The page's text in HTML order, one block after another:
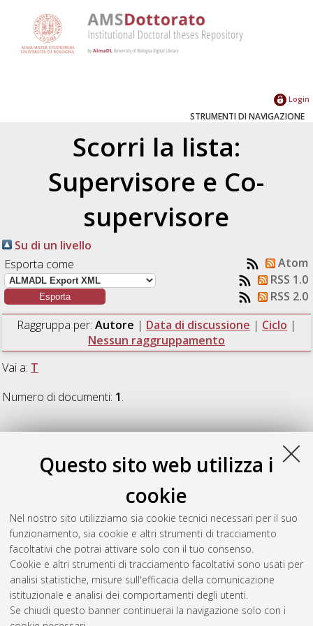
Questo sito web utilizza i
cookie
Nel nostro sito utilizziamo sia cookie tecnici necessari per il suo
funzionamento, sia cookie e altri strumenti di tracciamento
facoltativi che potrai attivare solo con il tuo consenso.
Cookie e altri strumenti di tracciamento facoltativi sono usati per
analisi statistiche, misure sull'efficacia della comunicazione
istituzionale e analisi dei comportamenti degli utenti.
Se chiudi questo banner continuerai la navigazione solo con i
Login
STRUMENTI DI NAVIGAZIONE
Scorri la lista:
Supervisore e Co-
supervisore
Su di un livello
Esporta come
Atom
RSS 1.0
RSS 2.0
Raggruppa per: Autore | Data di discussione | Ciclo |
Nessun raggruppamento
Vai a: T
Numero di documenti: 1.
T
Toschi, Laura(2009) Corporate Venture Capital: How
established firms use external resources to create new
, [Dissertation thesis], Alma Mater Studiorum
Università di Bologna. Dottorato di ricerca inDirezione
aziendale, 21 Ciclo. DOI 10.6092/unibo/amsdottorato/1642.
Questa lista e' stata generata il Wed Aug 5 20:47:28 2026